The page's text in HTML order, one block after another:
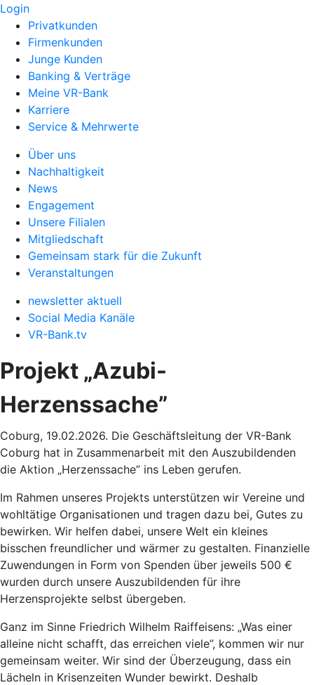
Login
Privatkunden
Firmenkunden
Junge Kunden
Banking & Verträge
Meine VR-Bank
Karriere
Service & Mehrwerte
Über uns
Nachhaltigkeit
News
Engagement
Unsere Filialen
Mitgliedschaft
Gemeinsam stark für die Zukunft
Veranstaltungen
newsletter aktuell
Social Media Kanäle
VR-Bank.tv
Projekt „Azubi-
Herzenssache”
Coburg, 19.02.2026. Die Geschäftsleitung der VR-Bank
Coburg hat in Zusammenarbeit mit den Auszubildenden
die Aktion „Herzenssache” ins Leben gerufen.
Im Rahmen unseres Projekts unterstützen wir Vereine und
wohltätige Organisationen und tragen dazu bei, Gutes zu
bewirken. Wir helfen dabei, unsere Welt ein kleines
bisschen freundlicher und wärmer zu gestalten. Finanzielle
Zuwendungen in Form von Spenden über jeweils 500 €
wurden durch unsere Auszubildenden für ihre
Herzensprojekte selbst übergeben.
Ganz im Sinne Friedrich Wilhelm Raiffeisens: „Was einer
alleine nicht schafft, das erreichen viele”, kommen wir nur
gemeinsam weiter. Wir sind der Überzeugung, dass ein
Lächeln in Krisenzeiten Wunder bewirkt. Deshalb